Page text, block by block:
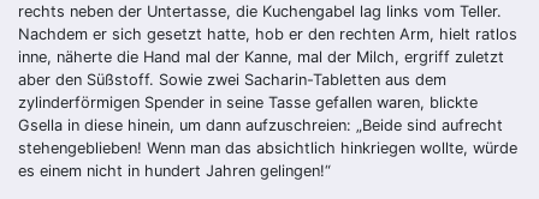
rechts neben der Untertasse, die Kuchengabel lag links vom Teller.
Nachdem er sich gesetzt hatte, hob er den rechten Arm, hielt ratlos
inne, näherte die Hand mal der Kanne, mal der Milch, ergriff zuletzt
aber den Süßstoff. Sowie zwei Sacharin-Tabletten aus dem
zylinderförmigen Spender in seine Tasse gefallen waren, blickte
Gsella in diese hinein, um dann aufzuschreien: „Beide sind aufrecht
stehengeblieben! Wenn man das absichtlich hinkriegen wollte, würde
es einem nicht in hundert Jahren gelingen!“